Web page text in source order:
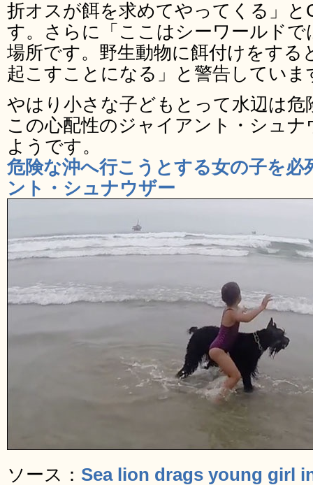
折オスが餌を求めてやってくる」
す。さらに「ここはシーワールド
場所です。野生動物に餌付けをする
起こすことになる」と警告していま
やはり小さな子どもとって水辺は
この心配性のジャイアント・シュ
ようです。
危険な沖へ行こうとする女の子を
ント・シュナウザー
ソース： Sea lion drags young girl